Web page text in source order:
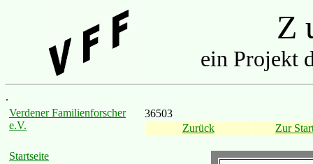
Z
ein Projekt
.
Verdener Familienforscher
e.V.
Startseite
36503
Zurück
Zur